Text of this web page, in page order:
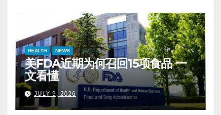
HEALTH NEWS
美FDA近期为何召回15项食品 一
文看懂
JULY 9, 2026